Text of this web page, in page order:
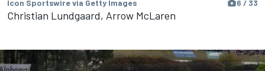
Icon Sportswire via Getty Images 6 / 33
Christian Lundgaard, Arrow McLaren